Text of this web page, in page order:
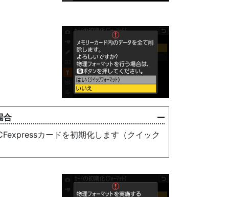
合
カードを初期化します（クイック